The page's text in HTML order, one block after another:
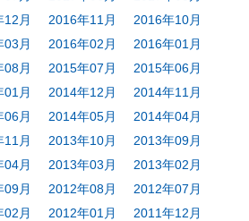
12月 2016年11月
2016年10月
03月 2016年02月
2016年01月
08月 2015年07月
2015年06月
01月 2014年12月
2014年11月
06月 2014年05月
2014年04月
11月 2013年10月
2013年09月
04月 2013年03月
2013年02月
09月 2012年08月
2012年07月
02月 2012年01月
2011年12月